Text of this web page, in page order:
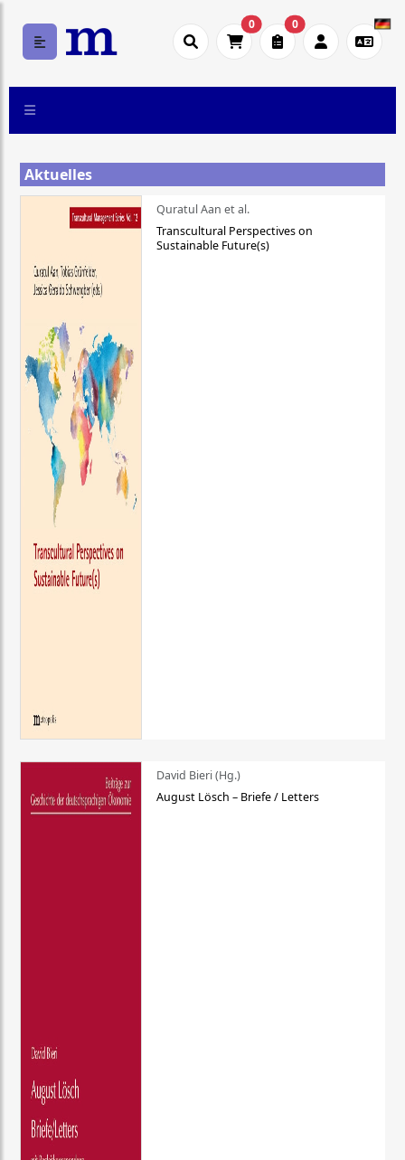
0 0
Aktuelles
Quratul Aan et al.
Transcultural Perspectives on
Sustainable Future(s)
David Bieri (Hg.)
August Lösch – Briefe / Letters